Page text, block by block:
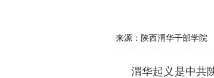
来源：陕西渭华干部学院
渭华起义是中共